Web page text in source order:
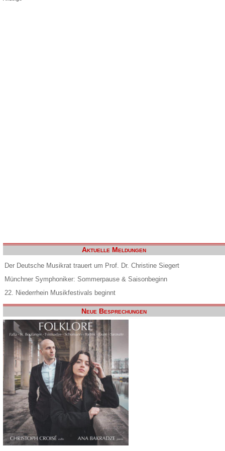
Aktuelle Meldungen
Der Deutsche Musikrat trauert um Prof. Dr. Christine Siegert
Münchner Symphoniker: Sommerpause & Saisonbeginn
22. Niederrhein Musikfestivals beginnt
Neue Besprechungen